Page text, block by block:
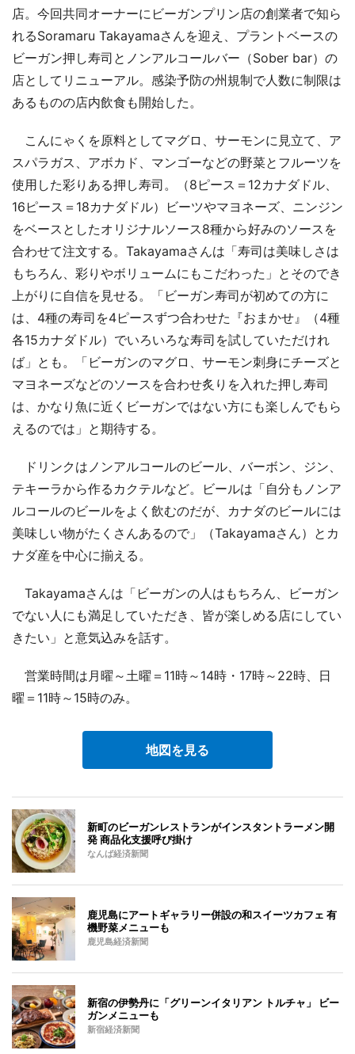
店。今回共同オーナーにビーガンプリン店の創業者で知ら
れるSoramaru Takayamaさんを迎え、プラントベースの
ビーガン押し寿司とノンアルコールバー（Sober bar）の
店としてリニューアル。感染予防の州規制で人数に制限は
あるものの店内飲食も開始した。
こんにゃくを原料としてマグロ、サーモンに見立て、ア
スパラガス、アボカド、マンゴーなどの野菜とフルーツを
使用した彩りある押し寿司。（8ピース＝12カナダドル、
16ピース＝18カナダドル）ビーツやマヨネーズ、ニンジン
をベースとしたオリジナルソース8種から好みのソースを
合わせて注文する。Takayamaさんは「寿司は美味しさは
もちろん、彩りやボリュームにもこだわった」とそのでき
上がりに自信を見せる。「ビーガン寿司が初めての方に
は、4種の寿司を4ピースずつ合わせた『おまかせ』（4種
各15カナダドル）でいろいろな寿司を試していただけれ
ば」とも。「ビーガンのマグロ、サーモン刺身にチーズと
マヨネーズなどのソースを合わせ炙りを入れた押し寿司
は、かなり魚に近くビーガンではない方にも楽しんでもら
えるのでは」と期待する。
ドリンクはノンアルコールのビール、バーボン、ジン、
テキーラから作るカクテルなど。ビールは「自分もノンア
ルコールのビールをよく飲むのだが、カナダのビールには
美味しい物がたくさんあるので」（Takayamaさん）とカ
ナダ産を中心に揃える。
Takayamaさんは「ビーガンの人はもちろん、ビーガン
でない人にも満足していただき、皆が楽しめる店にしてい
きたい」と意気込みを話す。
営業時間は月曜～土曜＝11時～14時・17時～22時、日
曜＝11時～15時のみ。
地図を見る
新町のビーガンレストランがインスタントラーメン開
発 商品化支援呼び掛け
なんば経済新聞
鹿児島にアートギャラリー併設の和スイーツカフェ 有
機野菜メニューも
鹿児島経済新聞
新宿の伊勢丹に「グリーンイタリアン トルチャ」 ビー
ガンメニューも
新宿経済新聞